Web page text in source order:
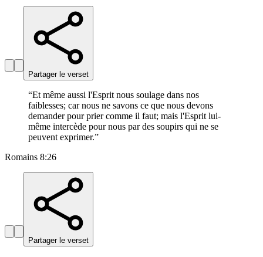
Partager le verset
“Et même aussi l'Esprit nous soulage dans nos
faiblesses; car nous ne savons ce que nous devons
demander pour prier comme il faut; mais l'Esprit lui-
même intercède pour nous par des soupirs qui ne se
peuvent exprimer.”
Romains 8:26
Partager le verset